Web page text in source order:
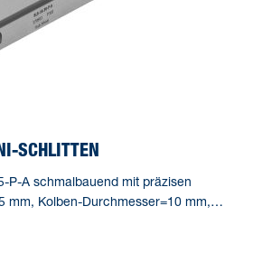
SCHLITTEN
P-A schmalbauend mit präzisen
mm, Kolben-Durchmesser=10 mm,